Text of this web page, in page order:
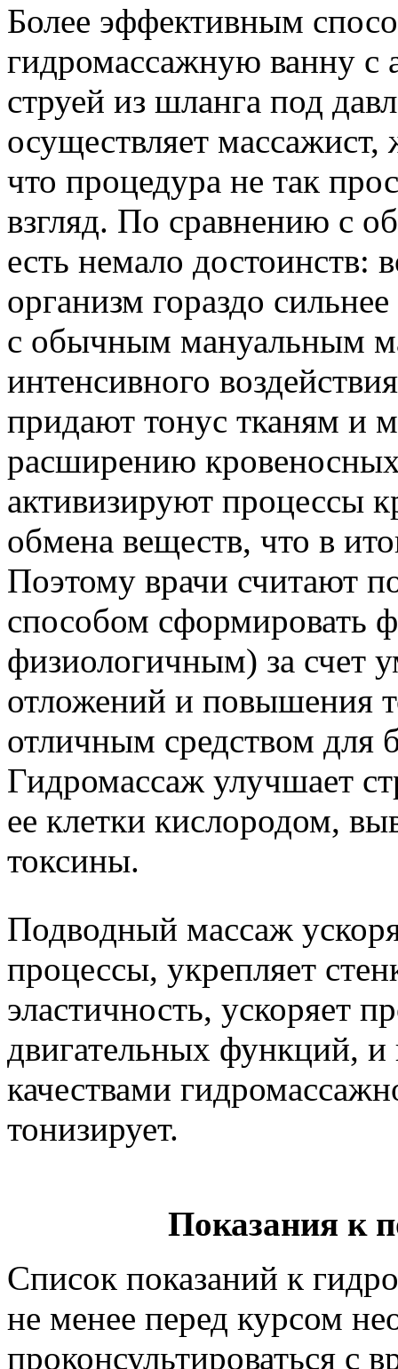
Более эффективным
гидромассажную ванну с
струей из шланга под
осуществляет
что процедура не так
взгляд. По сравнению с
есть немало достоинств:
организм гораздо
с обычным мануальным
интенсивного
придают тонус тканям и
расширению
активизируют процессы
обмена веществ, что в
Поэтому врачи считают
способом сформировать
физиологичным) за счет
отложений и повышения
отличным средством для
Гидромассаж улучшает
ее клетки кислородом,
токсины.
Подводный массаж
процессы, укрепляет
эластичность, ускоряет
двигательных функций, и
качествами
тонизирует.
Показания к
Список показаний к
не менее перед курсом
проконсультироваться с